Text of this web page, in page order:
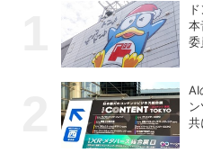
本
委
AI
共